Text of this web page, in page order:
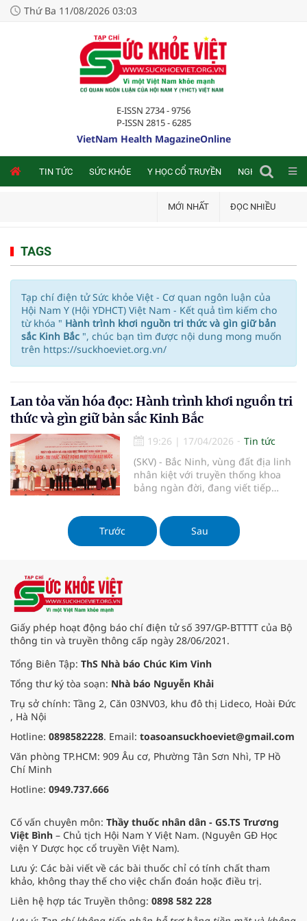
Thứ Ba 11/08/2026 03:03
E-ISSN 2734 - 9756
P-ISSN 2815 - 6285
VietNam Health MagazineOnline
TIN TỨC SỨC KHỎE Y HỌC CỔ TRUYỀN NGHIÊN CỨU
MỚI NHẤT ĐỌC NHIỀU
TAGS
Tạp chí điện tử Sức khỏe Việt - Cơ quan ngôn luận của
Hội Nam Y (Hội YDHCT) Việt Nam - Kết quả tìm kiếm cho
từ khóa " Hành trình khơi nguồn tri thức và gìn giữ bản
sắc Kinh Bắc ", chúc bạn tìm được nội dung mong muốn
trên https://suckhoeviet.org.vn/
Lan tỏa văn hóa đọc: Hành trình khơi nguồn tri
thức và gìn giữ bản sắc Kinh Bắc
19:26 | 17/04/2026
Tin tức
(SKV) - Bắc Ninh, vùng đất địa linh
nhân kiệt với truyền thống khoa
bảng ngàn đời, đang viết tiếp
dân trí thông qua Ngày Sách và
Văn hóa đọc Việt Nam năm 2026,
khẳng định sức mạnh của tri thức
Trước Sau
Giấy phép hoạt động báo chí điện tử số 397/GP-BTTTT của Bộ
thông tin và truyền thông cấp ngày 28/06/2021.
Tổng Biên Tập: ThS Nhà báo Chúc Kim Vinh
Tổng thư ký tòa soạn: Nhà báo Nguyễn Khải
Trụ sở chính: Tầng 2, Căn 03NV03, khu đô thị Lideco, Hoài Đức
, Hà Nội
Hotline: 0898582228. Email: toasoansuckhoeviet@gmail.com
Văn phòng TP.HCM: 909 Âu cơ, Phường Tân Sơn Nhì, TP Hồ
Chí Minh
Hotline: 0949.737.666
Cố vấn chuyên môn: Thầy thuốc nhân dân - GS.TS Trương
Việt Bình – Chủ tịch Hội Nam Y Việt Nam. (Nguyên GĐ Học
viện Y Dược học cổ truyền Việt Nam).
Lưu ý: Các bài viết về các bài thuốc chỉ có tính chất tham
khảo, không thay thế cho việc chẩn đoán hoặc điều trị.
Liên hệ hợp tác Truyền thông: 0898 582 228